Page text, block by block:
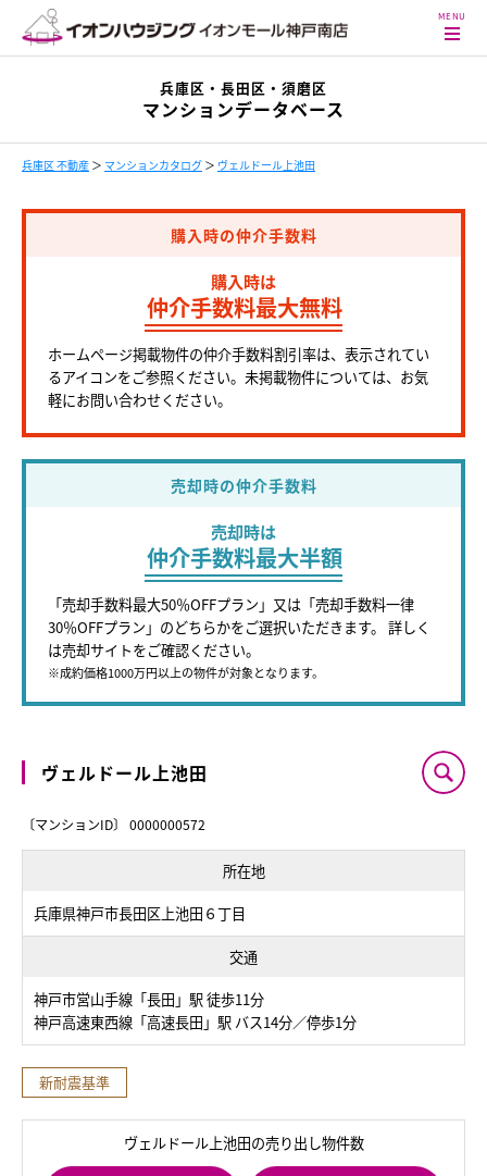
兵庫区・長田区・須磨区
マンションデータベース
兵庫区 不動産 ＞ マンションカタログ ＞ ヴェルドール上池田
購入時の仲介手数料
購入時は
仲介手数料最大無料
ホームページ掲載物件の仲介手数料割引率は、表示されてい
るアイコンをご参照ください。未掲載物件については、お気
軽にお問い合わせください。
売却時の仲介手数料
売却時は
仲介手数料最大半額
「売却手数料最大50％OFFプラン」又は「売却手数料一律
30％OFFプラン」のどちらかをご選択いただきます。 詳しく
は売却サイトをご確認ください。
※成約価格1000万円以上の物件が対象となります。
ヴェルドール上池田
〔マンションID〕 0000000572
所在地
兵庫県神戸市長田区上池田６丁目
交通
神戸市営山手線「長田」駅 徒歩11分
神戸高速東西線「高速長田」駅 バス14分／停歩1分
新耐震基準
ヴェルドール上池田の売り出し物件数